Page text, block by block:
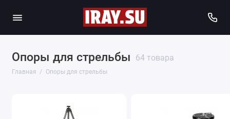
Опоры для стрельбы 64 товара
Главная Опоры для стрельбы